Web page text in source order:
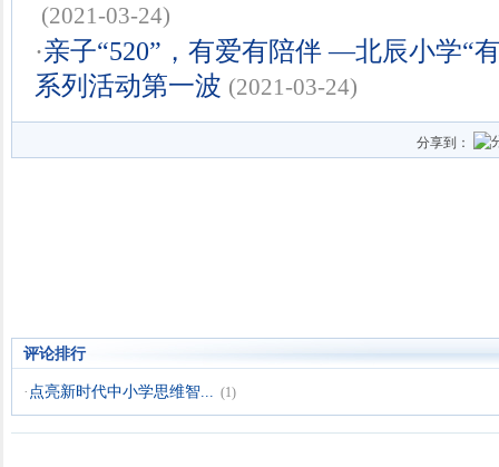
(2021-03-24)
·亲子“520”，有爱有陪伴 —北辰小学“
系列活动第一波 (2021-03-24)
分享到：
评论排行
· 点亮新时代中小学思维智... (1)